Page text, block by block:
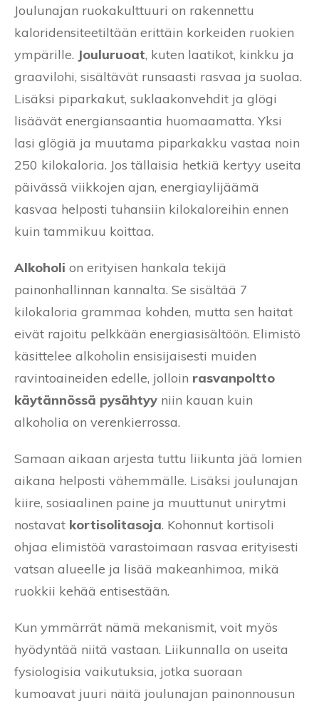
Joulunajan ruokakulttuuri on rakennettu
kaloridensiteetiltään erittäin korkeiden ruokien
ympärille. Jouluruoat, kuten laatikot, kinkku ja
graavilohi, sisältävät runsaasti rasvaa ja suolaa.
Lisäksi piparkakut, suklaakonvehdit ja glögi
lisäävät energiansaantia huomaamatta. Yksi
lasi glögiä ja muutama piparkakku vastaa noin
250 kilokaloria. Jos tällaisia hetkiä kertyy useita
päivässä viikkojen ajan, energiaylijäämä
kasvaa helposti tuhansiin kilokaloreihin ennen
kuin tammikuu koittaa.
Alkoholi on erityisen hankala tekijä
painonhallinnan kannalta. Se sisältää 7
kilokaloria grammaa kohden, mutta sen haitat
eivät rajoitu pelkkään energiasisältöön. Elimistö
käsittelee alkoholin ensisijaisesti muiden
ravintoaineiden edelle, jolloin rasvanpoltto
käytännössä pysähtyy niin kauan kuin
alkoholia on verenkierrossa.
Samaan aikaan arjesta tuttu liikunta jää lomien
aikana helposti vähemmälle. Lisäksi joulunajan
kiire, sosiaalinen paine ja muuttunut unirytmi
nostavat kortisolitasoja. Kohonnut kortisoli
ohjaa elimistöä varastoimaan rasvaa erityisesti
vatsan alueelle ja lisää makeanhimoa, mikä
ruokkii kehää entisestään.
Kun ymmärrät nämä mekanismit, voit myös
hyödyntää niitä vastaan. Liikunnalla on useita
fysiologisia vaikutuksia, jotka suoraan
kumoavat juuri näitä joulunajan painonnousun